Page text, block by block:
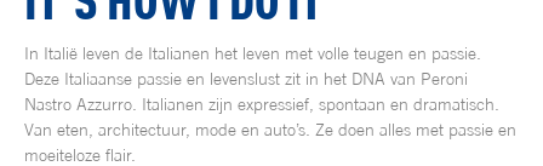
In Italië leven de Italianen het leven met volle teugen en passie.
Deze Italiaanse passie en levenslust zit in het DNA van Peroni
Nastro Azzurro. Italianen zijn expressief, spontaan en dramatisch.
Van eten, architectuur, mode en auto’s. Ze doen alles met passie en
moeiteloze flair.